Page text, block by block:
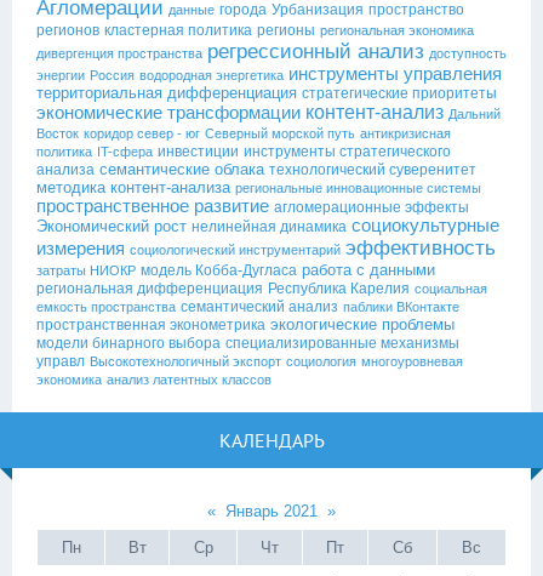
Агломерации данные города Урбанизация пространство
регионов кластерная политика регионы региональная экономика
дивергенция пространства регрессионный анализ доступность
энергии Россия водородная энергетика инструменты управления
территориальная дифференциация стратегические приоритеты
экономические трансформации контент-анализ Дальний
Восток коридор север - юг Северный морской путь антикризисная
политика IT-сфера инвестиции инструменты стратегического
анализа семантические облака технологический суверенитет
методика контент-анализа региональные инновационные системы
пространственное развитие агломерационные эффекты
Экономический рост нелинейная динамика социокультурные
измерения социологический инструментарий эффективность
затраты НИОКР модель Кобба-Дугласа работа с данными
региональная дифференциация Республика Карелия социальная
емкость пространства семантический анализ паблики ВКонтакте
пространственная эконометрика экологические проблемы
модели бинарного выбора специализированные механизмы
управл Высокотехнологичный экспорт социология многоуровневая
экономика анализ латентных классов
КАЛЕНДАРЬ
« Январь 2021 »
Пн
Вт Ср Чт Пт Сб Вс